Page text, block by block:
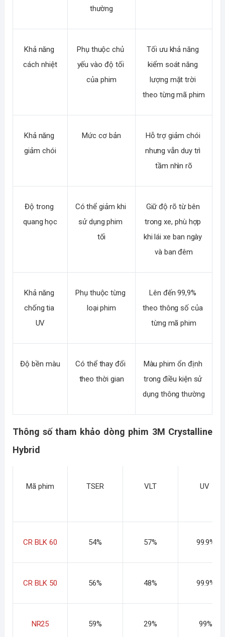
thường
Khả năng
cách nhiệt
Phụ thuộc chủ
yếu vào độ tối
của phim
Tối ưu khả năng
kiểm soát năng
lượng mặt trời
theo từng mã phim
Khả năng
giảm chói
Mức cơ bản
Hỗ trợ giảm chói
nhưng vẫn duy trì
tầm nhìn rõ
Độ trong
quang học
Có thể giảm khi
sử dụng phim
tối
Giữ độ rõ từ bên
trong xe, phù hợp
khi lái xe ban ngày
và ban đêm
Khả năng
chống tia
UV
Phụ thuộc từng
loại phim
Lên đến 99,9%
theo thông số của
từng mã phim
Độ bền màu
Có thể thay đổi
theo thời gian
Màu phim ổn định
trong điều kiện sử
dụng thông thường
Thông số tham khảo dòng phim 3M Crystalline
Hybrid
Mã phim TSER VLT UV
CR BLK 60 54% 57% 99.9%
CR BLK 50 56% 48% 99.9%
NR25 59% 29% 99%